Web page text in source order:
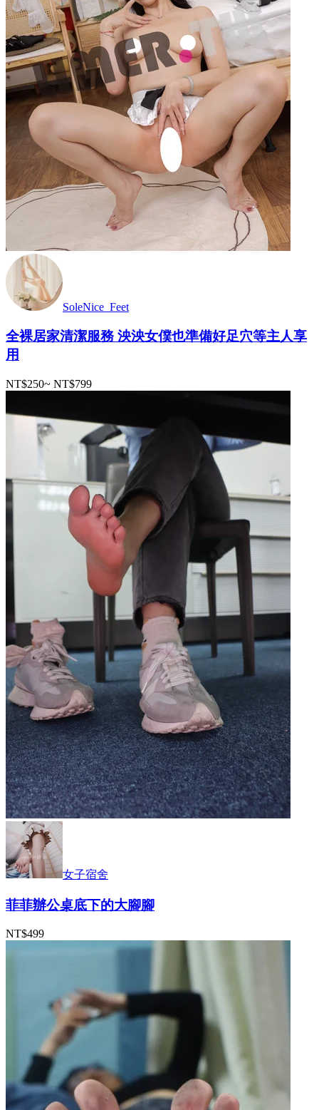
SoleNice_Feet
全裸居家清潔服務 泱泱女僕也準備好足穴等主人享
用
NT$250~ NT$799
女子宿舍
菲菲辦公桌底下的大腳腳
NT$499